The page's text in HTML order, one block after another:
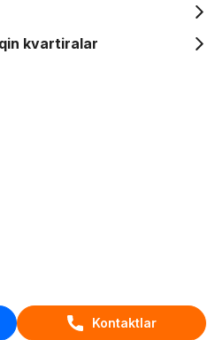
Kontaktlar
kvartiralar